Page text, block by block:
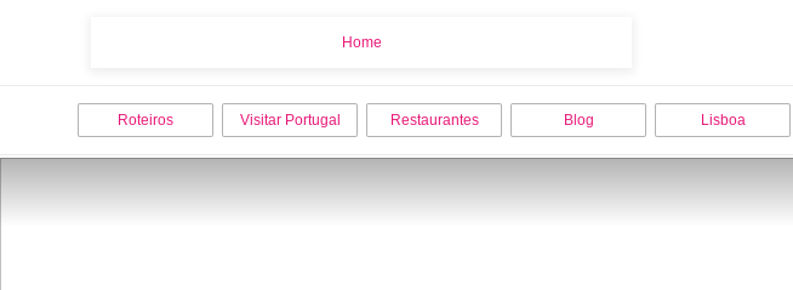
Home
Roteiros Visitar Portugal Restaurantes Blog Lisboa